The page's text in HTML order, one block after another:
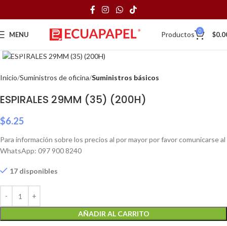
MENU Productos 0 $
Click to enlarge
Inicio Suministros de oficina Suministros básicos
ESPIRALES 29MM (35) (200H)
$6.25
Para información sobre los precios al por mayor por favor comunicarse al
WhatsApp: 097 900 8240
17 disponibles
AÑADIR AL CARRITO